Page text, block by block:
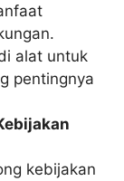
alat untuk
pentingnya
kebijakan